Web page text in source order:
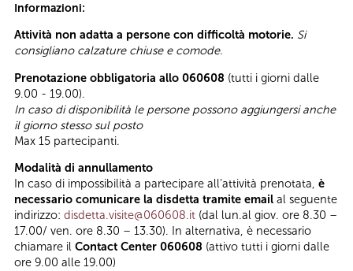
Informazioni:
Attività non adatta a persone con difficoltà motorie. Si
consigliano calzature chiuse e comode.
Prenotazione obbligatoria allo 060608 (tutti i giorni dalle
9.00 - 19.00).
In caso di disponibilità le persone possono aggiungersi anche
il giorno stesso sul posto
Max 15 partecipanti.
Modalità di annullamento
In caso di impossibilità a partecipare all’attività prenotata, è
necessario comunicare la disdetta tramite email al seguente
indirizzo: disdetta.visite@060608.it (dal lun.al giov. ore 8.30 –
17.00/ ven. ore 8.30 – 13.30). In alternativa, è necessario
chiamare il Contact Center 060608 (attivo tutti i giorni dalle
ore 9.00 alle 19.00)